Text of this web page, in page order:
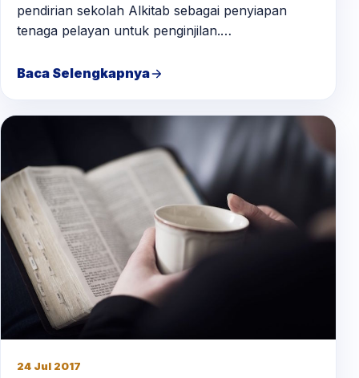
pendirian sekolah Alkitab sebagai penyiapan
tenaga pelayan untuk penginjilan.…
Baca Selengkapnya
24 Jul 2017